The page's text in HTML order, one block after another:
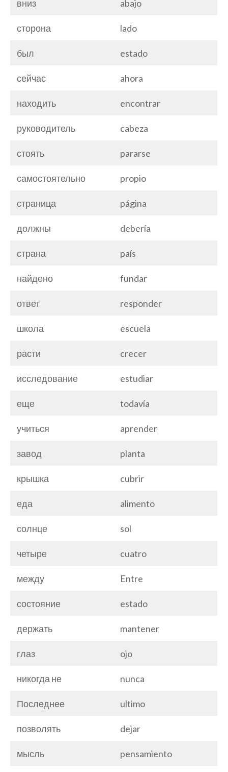
вниз abajo
сторона lado
был estado
сейчас ahora
находить encontrar
руководитель cabeza
стоять pararse
самостоятельно propio
страница página
должны debería
страна país
найдено fundar
ответ responder
школа escuela
расти crecer
исследование estudiar
еще todavía
учиться aprender
завод planta
крышка cubrir
еда alimento
солнце sol
четыре cuatro
между Entre
состояние estado
держать mantener
глаз ojo
никогда не nunca
Последнее ultimo
позволять dejar
мысль pensamiento